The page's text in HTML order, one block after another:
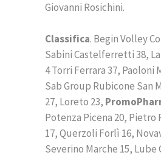
Giovanni Rosichini.
Classifica. Begin Volley
Sabini Castelferretti 38,
4 Torri Ferrara 37, Paoloni
Sab Group Rubicone San
27, Loreto 23,
Potenza Picena 20, Pietro
17, Querzoli Forlì 16,
Severino Marche 15, Lube